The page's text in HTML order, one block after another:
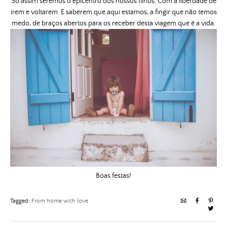
irem e voltarem. E saberem que aqui estamos, a fingir que não temos
medo, de braços abertos para os receber desta viagem que é a vida.
Boas festas!
Tagged: From home with love